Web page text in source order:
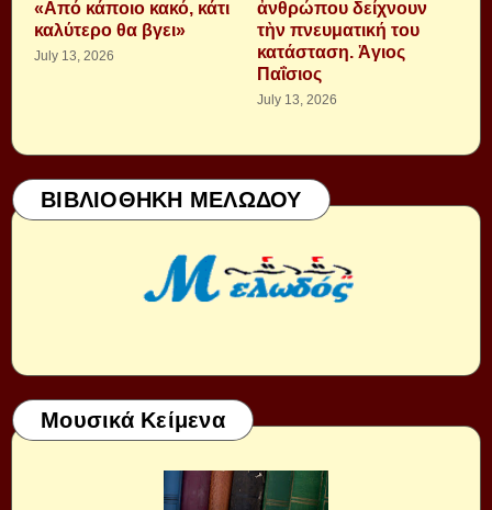
«Από κάποιο κακό, κάτι
καλύτερο θα βγει»
July 13, 2026
ἀνθρώπου δείχνουν
τὴν πνευματική του
κατάσταση. Ἁγιος
Παΐσιος
July 13, 2026
ΒΙΒΛΙΟΘΗΚΗ ΜΕΛΩΔΟΥ
Μουσικά Κείμενα